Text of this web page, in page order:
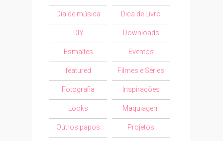
Dia de música Dica de Livro
DIY Downloads
Esmaltes Eventos
featured Filmes e Séries
Fotografia Inspirações
Looks Maquiagem
Outros papos Projetos